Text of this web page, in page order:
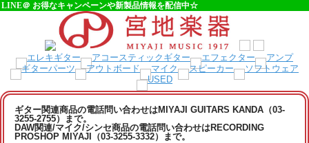
LINE＠ お得なキャンペーンや新製品情報を配信中☆
ギター関連商品の電話問い合わせはMIYAJI GUITARS KANDA（03-
3255-2755）まで。
DAW関連/マイク/シンセ商品の電話問い合わせはRECORDING
PROSHOP MIYAJI（03-3255-3332）まで。